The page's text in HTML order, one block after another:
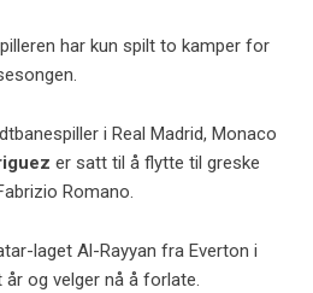
har kun spilt to kamper for
i Real Madrid, Monaco
er satt til å flytte til greske
Romano.
laget Al-Rayyan fra Everton i
og velger nå å forlate.